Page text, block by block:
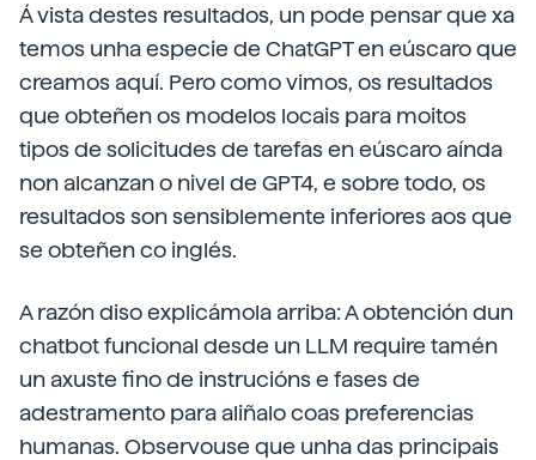
Á vista destes resultados, un pode pensar que xa
temos unha especie de ChatGPT en eúscaro que
creamos aquí. Pero como vimos, os resultados
que obteñen os modelos locais para moitos
tipos de solicitudes de tarefas en eúscaro aínda
non alcanzan o nivel de GPT4, e sobre todo, os
resultados son sensiblemente inferiores aos que
se obteñen co inglés.
A razón diso explicámola arriba: A obtención dun
chatbot funcional desde un LLM require tamén
un axuste fino de instrucións e fases de
adestramento para aliñalo coas preferencias
humanas. Observouse que unha das principais